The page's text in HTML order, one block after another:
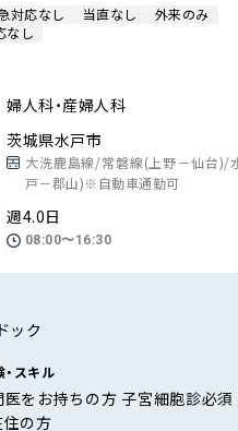
対応なし 当直なし
外来のみ
なし
婦人科・産婦人科
茨城県水戸市
大洗鹿島線/常磐線(上野－仙台)/
戸－郡山)※自動車通勤可
週4.0日
08:00〜16:30
ック
スキル
をお持ちの方 子宮細胞診必須
の方